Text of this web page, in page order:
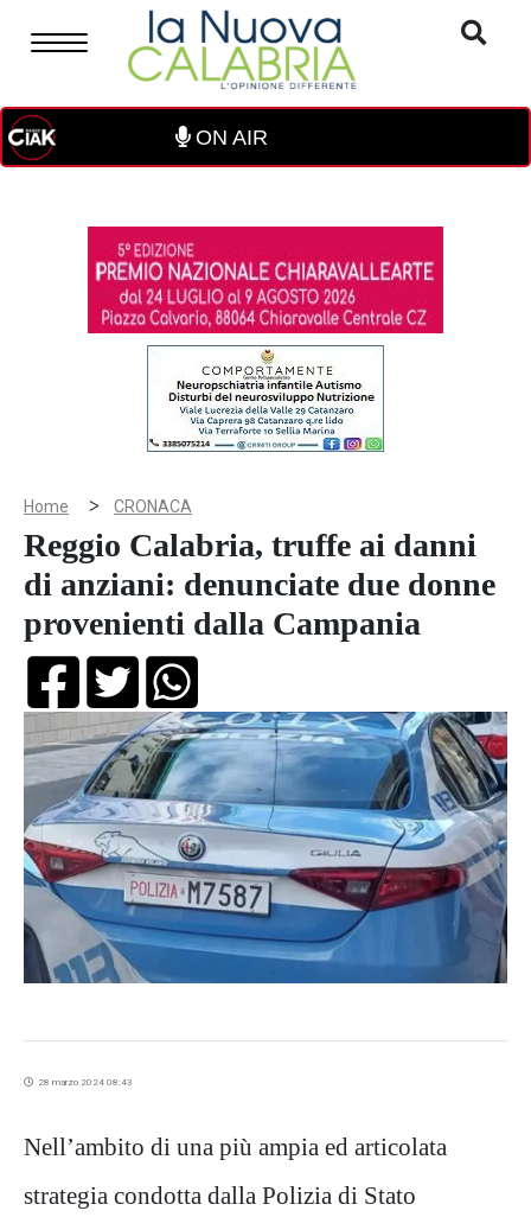
ON AIR
Home > CRONACA
Reggio Calabria, truffe ai danni
di anziani: denunciate due donne
provenienti dalla Campania
28 marzo 2024 08:43
Nell’ambito di una più ampia ed articolata
strategia condotta dalla Polizia di Stato